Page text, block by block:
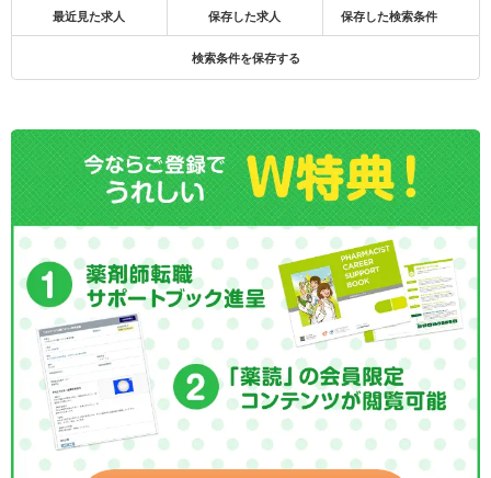
最近見た求人 保存した求人 保存した検索条件
検索条件を保存する